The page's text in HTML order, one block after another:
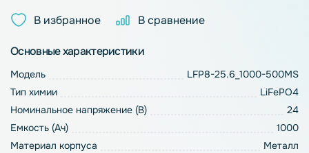
В избранное В сравнение
Основные характеристики
Модель
LFP8-25.6_1000-500MS
Тип химии
LiFePO4
Номинальное напряжение (В)
24
Емкость (Ач)
1000
Материал корпуса
Металл